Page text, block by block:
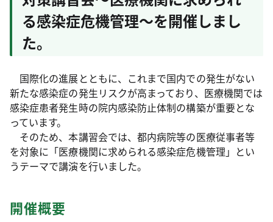
る感染症危機管理～を開催しまし
た。
国際化の進展とともに、これまで国内での発生がない
新たな感染症の発生リスクが高まっており、医療機関では
感染症患者発生時の院内感染防止体制の構築が重要とな
っています。
そのため、本講習会では、都内病院等の医療従事者等
を対象に「医療機関に求められる感染症危機管理」とい
うテーマで講演を行いました。
開催概要